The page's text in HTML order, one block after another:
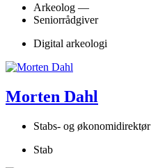
Arkeolog —
Seniorrådgiver
Digital arkeologi
Morten Dahl
Stabs- og økonomidirektør
Stab